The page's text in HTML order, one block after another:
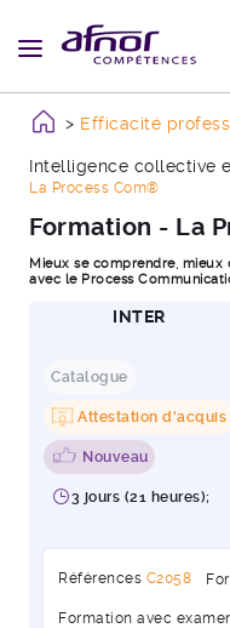
Efficacité
Intelligence collective
La Process Com®
Formation - La
Mieux se comprendre,
avec le Process
INTER
Catalogue
Attestation d'acquis
Nouveau
3 jours (21 heures);
Références C2058
Formation avec